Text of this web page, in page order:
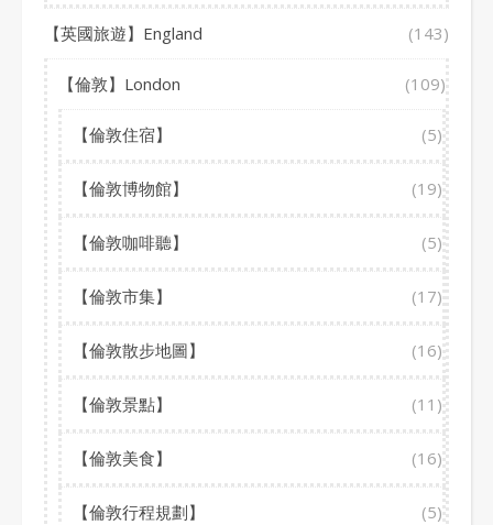
【英國旅遊】England (143)
【倫敦】London (109)
【倫敦住宿】 (5)
【倫敦博物館】 (19)
【倫敦咖啡聽】 (5)
【倫敦市集】 (17)
【倫敦散步地圖】 (16)
【倫敦景點】 (11)
【倫敦美食】 (16)
【倫敦行程規劃】 (5)